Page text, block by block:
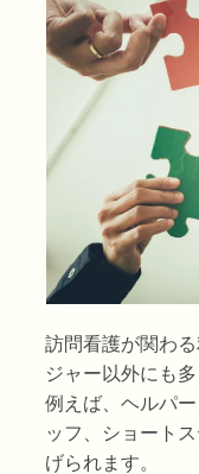
訪問看護が関わ
ジャー以外にも
例えば、ヘルパ
ッフ、ショート
げられます。